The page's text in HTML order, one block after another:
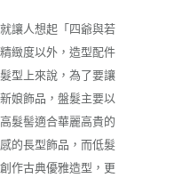
讓人想起「四爺與若
緻度以外，造型配件
型上來說，為了要讓
娘飾品，盤髮主要以
髮髻適合華麗高貴的
的長型飾品，而低髮
作古典優雅造型，更